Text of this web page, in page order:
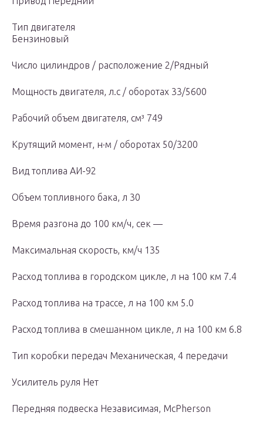
Тип двигателя
Бензиновый
Число цилиндров / расположение 2/Рядный
Мощность двигателя, л.с / оборотах 33/5600
Рабочий объем двигателя, см³ 749
Крутящий момент, н·м / оборотах 50/3200
Вид топлива АИ-92
Объем топливного бака, л 30
Время разгона до 100 км/ч, сек —
Максимальная скорость, км/ч 135
Расход топлива в городском цикле, л на 100 км 7.4
Расход топлива на трассе, л на 100 км 5.0
Расход топлива в смешанном цикле, л на 100 км 6.8
Тип коробки передач Механическая, 4 передачи
Усилитель руля Нет
Передняя подвеска Независимая, McPherson